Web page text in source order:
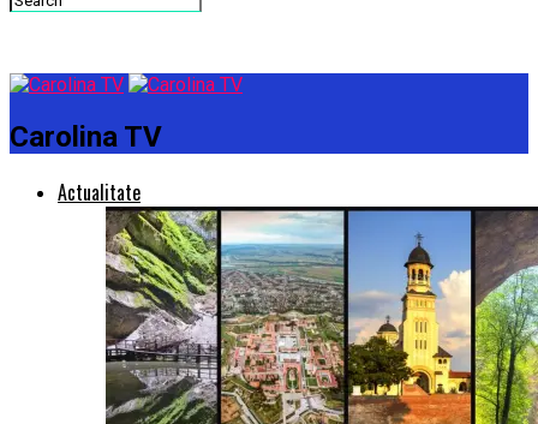
Carolina TV
Actualitate